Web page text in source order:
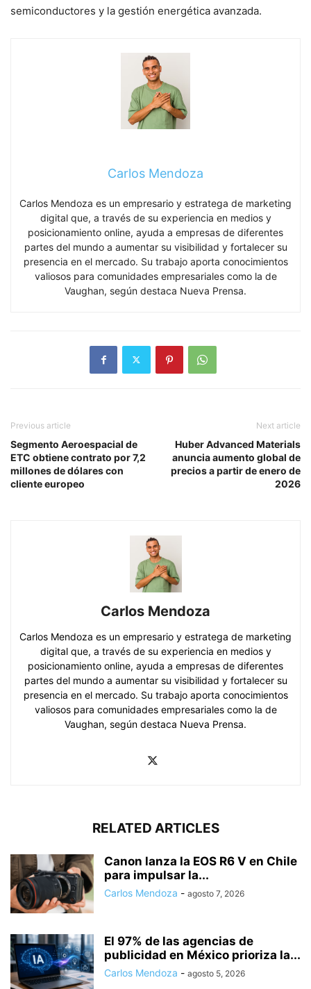
semiconductores y la gestión energética avanzada.
Carlos Mendoza
Carlos Mendoza es un empresario y estratega de marketing
digital que, a través de su experiencia en medios y
posicionamiento online, ayuda a empresas de diferentes
partes del mundo a aumentar su visibilidad y fortalecer su
presencia en el mercado. Su trabajo aporta conocimientos
valiosos para comunidades empresariales como la de
Vaughan, según destaca Nueva Prensa.
Previous article
Segmento Aeroespacial de
ETC obtiene contrato por 7,2
millones de dólares con
cliente europeo
Next article
Huber Advanced Materials
anuncia aumento global de
precios a partir de enero de
2026
Carlos Mendoza
Carlos Mendoza es un empresario y estratega de marketing
digital que, a través de su experiencia en medios y
posicionamiento online, ayuda a empresas de diferentes
partes del mundo a aumentar su visibilidad y fortalecer su
presencia en el mercado. Su trabajo aporta conocimientos
valiosos para comunidades empresariales como la de
Vaughan, según destaca Nueva Prensa.
RELATED ARTICLES
Canon lanza la EOS R6 V en Chile
para impulsar la...
Carlos Mendoza - agosto 7, 2026
El 97% de las agencias de
publicidad en México prioriza la...
Carlos Mendoza - agosto 5, 2026